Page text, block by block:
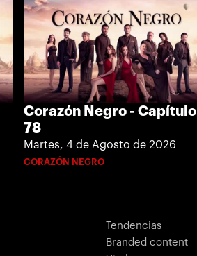
Corazón Negro - Capítulo
78
Martes, 4 de Agosto de 2026
CORAZÓN NEGRO
Tendencias
Branded content